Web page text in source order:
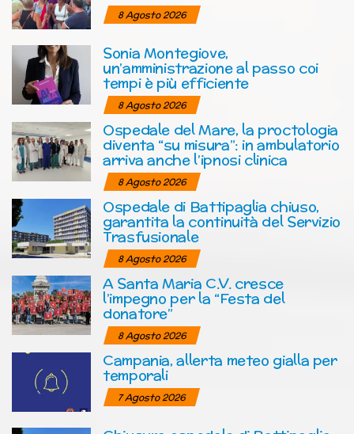
8 Agosto 2026
Sonia Montegiove,
un’amministrazione al passo coi
tempi è più efficiente
8 Agosto 2026
Ospedale del Mare, la proctologia
diventa “su misura”: in ambulatorio
arriva anche l’ipnosi clinica
8 Agosto 2026
Ospedale di Battipaglia chiuso,
garantita la continuità del Servizio
Trasfusionale
8 Agosto 2026
A Santa Maria C.V. cresce
l’impegno per la “Festa del
donatore”
8 Agosto 2026
Campania, allerta meteo gialla per
temporali
7 Agosto 2026